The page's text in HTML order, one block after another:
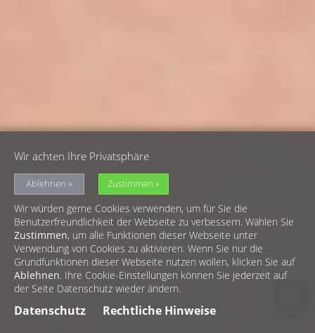
Wir achten Ihre Privatsphäre
Ablehnen Zustimmen
Wir würden gerne Cookies verwenden, um für Sie die
Benutzerfreundlichkeit der Webseite zu verbessern. Wählen Sie
Zustimmen, um alle Funktionen dieser Webseite unter
Verwendung von Cookies zu aktivieren. Wenn Sie nur die
Grundfunktionen dieser Webseite nutzen wollen, klicken Sie auf
Ablehnen. Ihre Cookie-Einstellungen können Sie jederzeit auf
der Seite Datenschutz wieder ändern.
Datenschutz Rechtliche Hinweise